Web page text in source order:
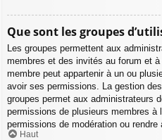
Que sont les groupes
Les groupes permettent aux
membres et des invités au forum et
membre peut appartenir à un ou
avoir ses permissions. La gestion
groupes permet aux administrateurs
permissions de plusieurs membres à
permissions de modération ou
Haut